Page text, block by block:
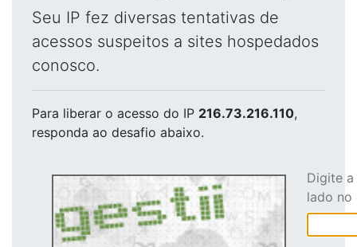
Seu IP fez diversas tentativas de
acessos suspeitos a sites hospedados
conosco.
Para liberar o acesso do IP 216.73.216.110,
responda ao desafio abaixo.
Digite
lado no